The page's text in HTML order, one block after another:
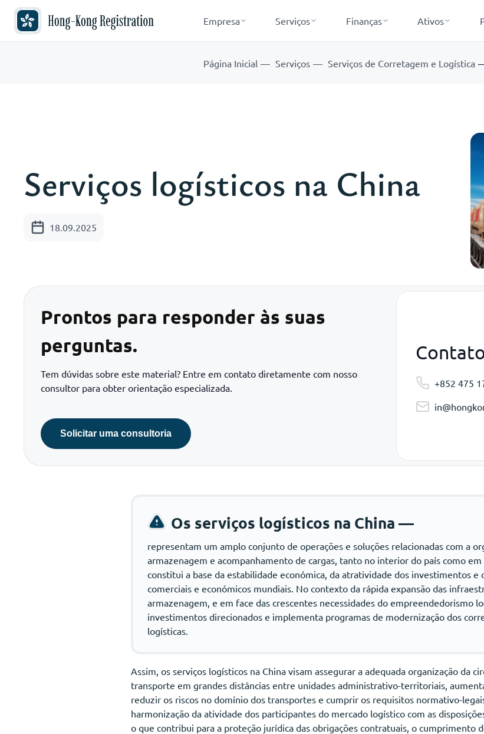
Empresa Serviços Finanças Ativos
Página Inicial Serviços Serviços de Corretagem e Logística
Serviços logísticos na China
18.09.2025
Prontos para responder às suas
perguntas.
Tem dúvidas sobre este material? Entre em contato diretamente com nosso
consultor para obter orientação especializada.
Solicitar uma consultoria
+852 475
Os serviços logísticos na China —
representam um amplo conjunto de operações e soluções relacionadas com a
armazenagem e acompanhamento de cargas, tanto no interior do país como
constitui a base da estabilidade económica, da atratividade dos investimentos e
comerciais e económicos mundiais. No contexto da rápida expansão das
armazenagem, e em face das crescentes necessidades do empreendedorismo
investimentos direcionados e implementa programas de modernização dos
logísticas.
Assim, os serviços logísticos na China visam assegurar a adequada organização da
transporte em grandes distâncias entre unidades administrativo-territoriais,
reduzir os riscos no domínio dos transportes e cumprir os requisitos normativo-
harmonização da atividade dos participantes do mercado logístico com as
o que contribui para a proteção jurídica das obrigações contratuais, o cumprimento